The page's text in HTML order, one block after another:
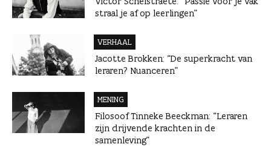
straal je af op leerlingen”
VERHAAL
Jacotte Brokken: “De superkracht van
leraren? Nuanceren”
MENING
Filosoof Tinneke Beeckman: “Leraren
zijn drijvende krachten in de
samenleving”